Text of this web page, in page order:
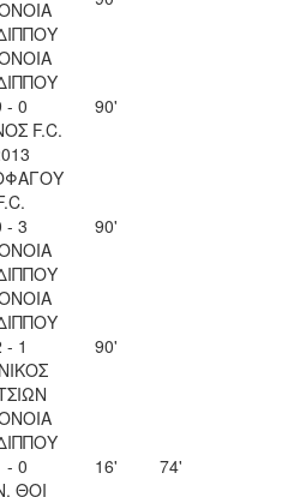
- 0
F.C.
90'
- 3
90'
- 1
90'
- 0
ΘΟΙ
16' 74'